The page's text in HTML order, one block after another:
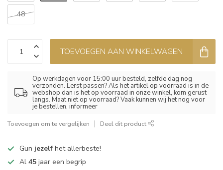
48
TOEVOEGEN AAN WINKELWAGEN
Op werkdagen voor 15:00 uur besteld, zelfde dag nog
verzonden. Eerst passen? Als het artikel op voorraad is in de
webshop dan is het op voorraad in onze winkel, kom gerust
langs. Maat niet op voorraad? Vaak kunnen wij het nog voor
je bestellen, informeer
Toevoegen om te vergelijken Deel dit product
Gun jezelf het allerbeste!
Al 45 jaar een begrip